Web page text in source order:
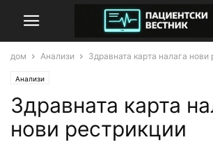
дом Анализи Здравната карта налага нови
Анализи
Здравната карта
нови рестрикции